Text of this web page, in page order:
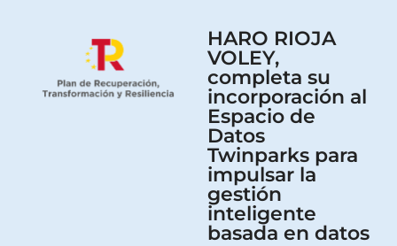
HARO RIOJA
VOLEY,
completa su
incorporación al
Espacio de
Datos
Twinparks para
impulsar la
gestión
inteligente
basada en datos